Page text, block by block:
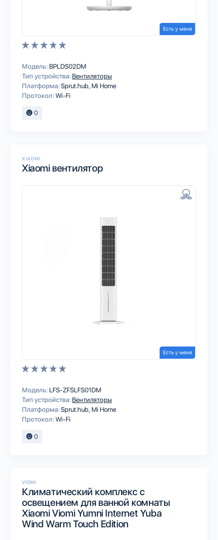
Есть у меня
Модель: BPLDS02DM
Тип устройства: Вентиляторы
Платформа:Sprut.hub Mi Home
Протокол:Wi-Fi
0
XIAOMI
Xiaomi вентилятор
Есть у меня
Модель: LFS-ZFSLFS01DM
Тип устройства: Вентиляторы
Платформа:Sprut.hub Mi Home
Протокол:Wi-Fi
0
VIOMI
Климатический комплекс c
освещением для ванной комнаты
Xiaomi Viomi Yumni Internet Yuba
Wind Warm Touch Edition